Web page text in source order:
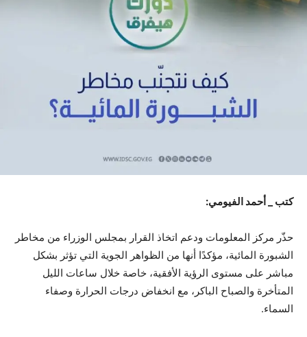
كتب _ أحمد الفيومي:
حذّر مركز المعلومات ودعم اتخاذ القرار بمجلس الوزراء من مخاطر
الشبورة المائية، مؤكدًا أنها من الظواهر الجوية التي تؤثر بشكل
مباشر على مستوى الرؤية الأفقية، خاصة خلال ساعات الليل
المتأخرة والصباح الباكر، مع انخفاض درجات الحرارة وصفاء
السماء.